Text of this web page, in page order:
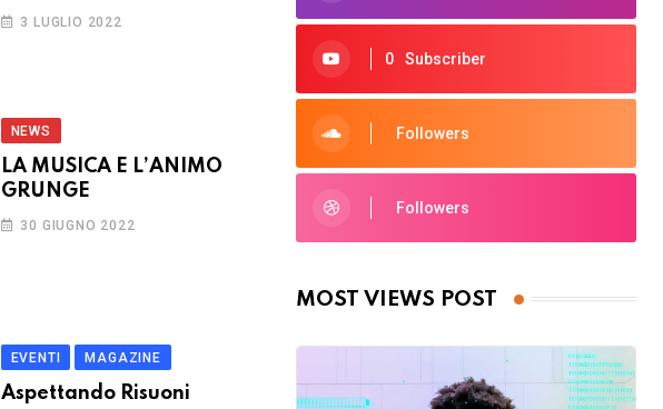
3 LUGLIO 2022
NEWS
LA MUSICA E L’ANIMO
GRUNGE
30 GIUGNO 2022
EVENTI MAGAZINE
Aspettando Risuoni
0 Subscriber
Followers
Followers
MOST VIEWS POST